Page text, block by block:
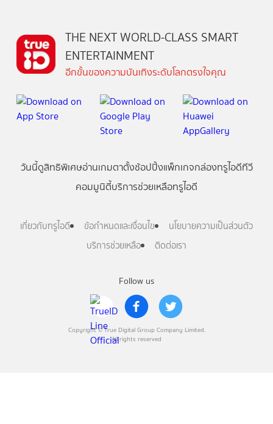
Follow us
Copyright © True Digital Group Company Limited.
All rights reserved
THE NEXT WORLD-CLASS SMART
ENTERTAINMENT
อีกขั้นของความบันเทิงระดับโลกตรงใจคุณ
วันนี้ดูสิทธิพิเศษอ่านเกมตาตั้งช้อปปิ้งแพ็กเกจกล่องทรูไอดีทีวี
คอมมูนิตี้บริการช่วยเหลือทรูไอดี
เกี่ยวกับทรูไอดี ข้อกำหนดและเงื่อนไข
นโยบายความเป็นส่วนตัว
บริการช่วยเหลือ
ติดต่อเรา